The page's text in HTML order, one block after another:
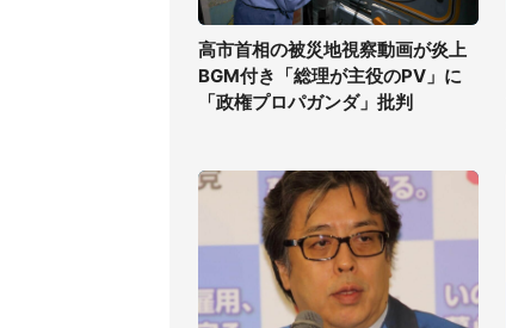
高市首相の被災地視察動画が炎上
BGM付き「総理が主役のPV」に
「政権プロパガンダ」批判